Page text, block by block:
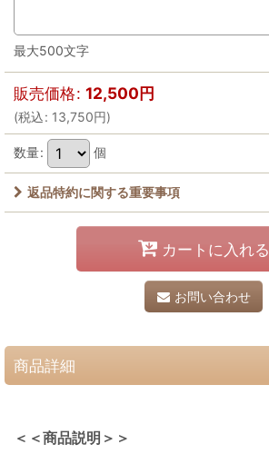
最大500文字
販売価格: 12,500円
(税込: 13,750円)
数量: 個
返品特約に関する重要事項
カートに入れる
お問い合わせ
商品詳細
＜＜商品説明＞＞